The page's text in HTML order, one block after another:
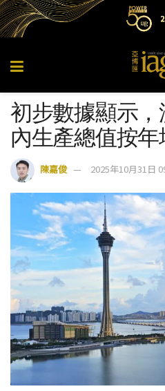
初步數據顯示
內生產總值按年
陳嘉俊 2025年10月31日